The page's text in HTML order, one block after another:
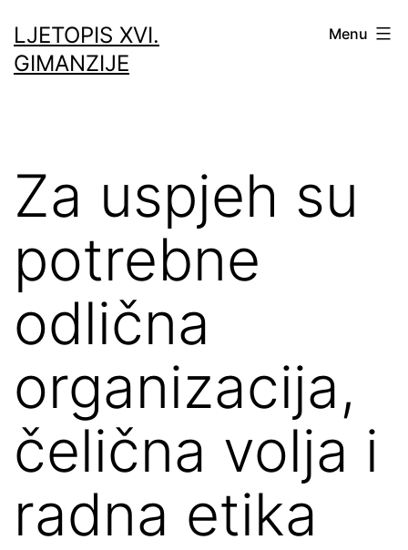
to
content
LJETOPIS XVI.
GIMANZIJE
Menu
Za uspjeh su
potrebne
odlična
organizacija,
čelična volja i
radna etika